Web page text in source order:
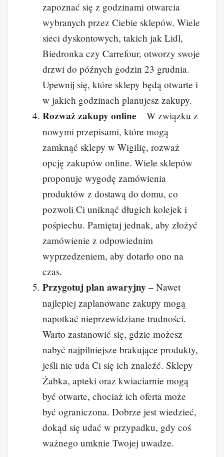
zapoznać się z godzinami otwarcia
wybranych przez Ciebie sklepów. Wiele
sieci dyskontowych, takich jak Lidl,
Biedronka czy Carrefour, otworzy swoje
drzwi do późnych godzin 23 grudnia.
Upewnij się, które sklepy będą otwarte i
w jakich godzinach planujesz zakupy.
Rozważ zakupy online – W związku z
nowymi przepisami, które mogą
zamknąć sklepy w Wigilię, rozważ
opcję zakupów online. Wiele sklepów
proponuje wygodę zamówienia
produktów z dostawą do domu, co
pozwoli Ci uniknąć długich kolejek i
pośpiechu. Pamiętaj jednak, aby złożyć
zamówienie z odpowiednim
wyprzedzeniem, aby dotarło ono na
czas.
Przygotuj plan awaryjny – Nawet
najlepiej zaplanowane zakupy mogą
napotkać nieprzewidziane trudności.
Warto zastanowić się, gdzie możesz
nabyć najpilniejsze brakujące produkty,
jeśli nie uda Ci się ich znaleźć. Sklepy
Żabka, apteki oraz kwiaciarnie mogą
być otwarte, chociaż ich oferta może
być ograniczona. Dobrze jest wiedzieć,
dokąd się udać w przypadku, gdy coś
ważnego umknie Twojej uwadze.